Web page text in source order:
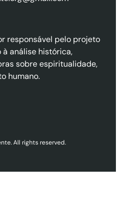
responsável pelo projeto
à análise histórica,
sobre espiritualidade,
humano.
All rights reserved.